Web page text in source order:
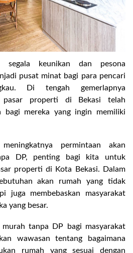
segala keunikan dan pesona
pusat minat bagi para pencari
Di tengah gemerlapnya
pasar properti di Bekasi telah
bagi mereka yang ingin memiliki
permintaan akan
DP, penting bagi kita untuk
properti di Kota Bekasi. Dalam
akan rumah yang tidak
juga membebaskan masyarakat
yang besar.
murah tanpa DP bagi masyarakat
wawasan tentang bagaimana
rumah yang sesuai dengan